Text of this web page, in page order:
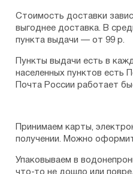
Стоимость доставки
выгоднее доставка. В
пункта выдачи — от 99 р.
Пункты выдачи есть в
населенных пунктов есть
Почта России работает
Принимаем карты,
получении. Можно
Упаковываем в
что-то не дошло или